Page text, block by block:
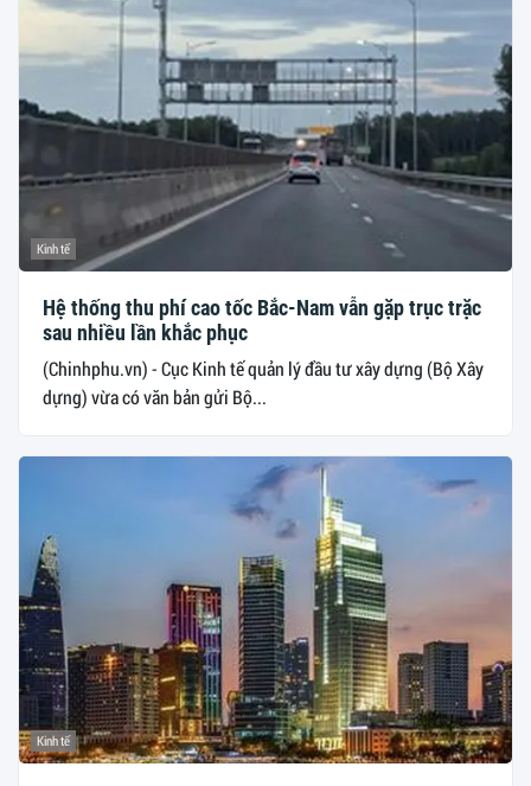
Kinh tế
Hệ thống thu phí cao tốc Bắc-Nam vẫn gặp trục trặc
sau nhiều lần khắc phục
(Chinhphu.vn) - Cục Kinh tế quản lý đầu tư xây dựng (Bộ Xây
dựng) vừa có văn bản gửi Bộ...
Kinh tế